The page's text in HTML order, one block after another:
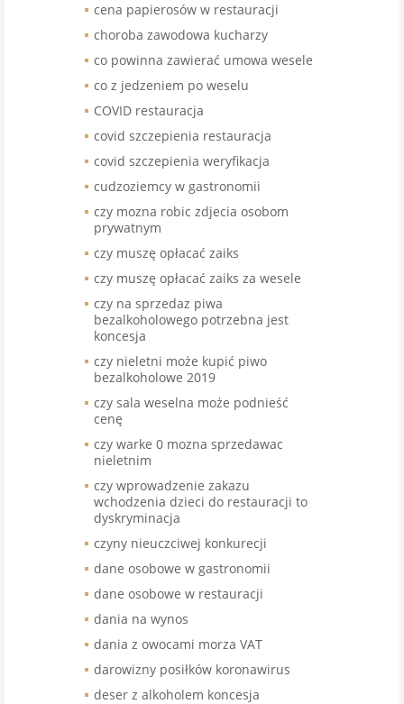
cena papierosów w restauracji
choroba zawodowa kucharzy
co powinna zawierać umowa wesele
co z jedzeniem po weselu
COVID restauracja
covid szczepienia restauracja
covid szczepienia weryfikacja
cudzoziemcy w gastronomii
czy mozna robic zdjecia osobom
prywatnym
czy muszę opłacać zaiks
czy muszę opłacać zaiks za wesele
czy na sprzedaz piwa
bezalkoholowego potrzebna jest
koncesja
czy nieletni może kupić piwo
bezalkoholowe 2019
czy sala weselna może podnieść
cenę
czy warke 0 mozna sprzedawac
nieletnim
czy wprowadzenie zakazu
wchodzenia dzieci do restauracji to
dyskryminacja
czyny nieuczciwej konkurecji
dane osobowe w gastronomii
dane osobowe w restauracji
dania na wynos
dania z owocami morza VAT
darowizny posiłków koronawirus
deser z alkoholem koncesja